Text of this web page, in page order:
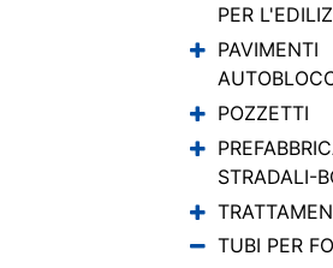
PER
PAVIMENTI
POZZETTI
STRADALI-
TUBI PER